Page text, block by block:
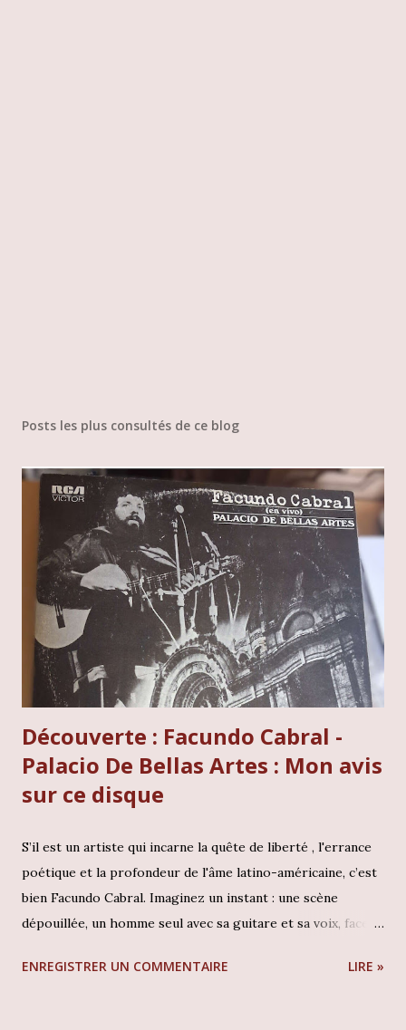
Posts les plus consultés de ce blog
Découverte : Facundo Cabral -
Palacio De Bellas Artes : Mon avis
sur ce disque
S’il est un artiste qui incarne la quête de liberté , l'errance
poétique et la profondeur de l'âme latino-américaine, c’est
bien Facundo Cabral. Imaginez un instant : une scène
dépouillée, un homme seul avec sa guitare et sa voix, face à
du monde, le Palais des Beaux-Arts de Mexico . Ce n'est pas
ENREGISTRER UN COMMENTAIRE LIRE »